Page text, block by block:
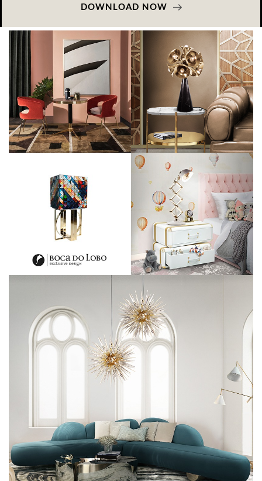
DOWNLOAD NOW